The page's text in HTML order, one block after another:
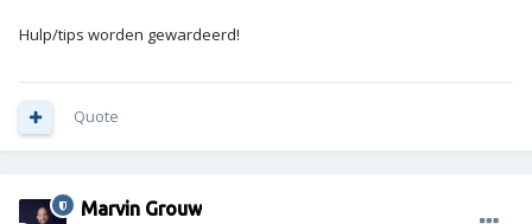
Hulp/tips worden gewardeerd!
Quote
Marvin Grouw